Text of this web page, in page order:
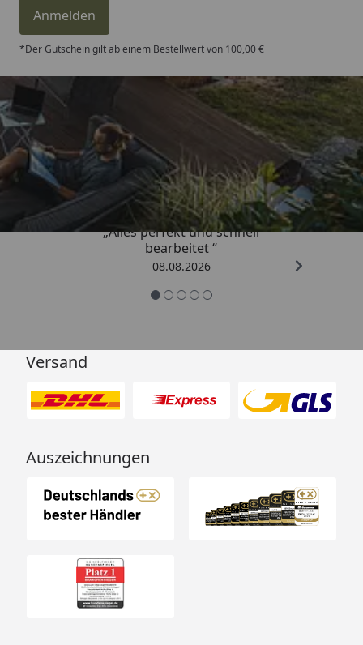
Anmelden
*Der Gutschein gilt ab einem Bestellwert von 100,00 €
Trusted Shops
4,81/ 5
„Alles perfekt und schnell
bearbeitet “
08.08.2026
Versand
Auszeichnungen